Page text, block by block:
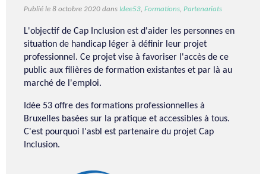
Publié le 8 octobre 2020 dans Idee53, Formations, Partenariats
L'objectif de Cap Inclusion est d'aider les personnes en
situation de handicap léger à définir leur projet
professionnel. Ce projet vise à favoriser l'accès de ce
public aux filières de formation existantes et par là au
marché de l'emploi.
Idée 53 offre des formations professionnelles à
Bruxelles basées sur la pratique et accessibles à tous.
C'est pourquoi l'asbl est partenaire du projet Cap
Inclusion.